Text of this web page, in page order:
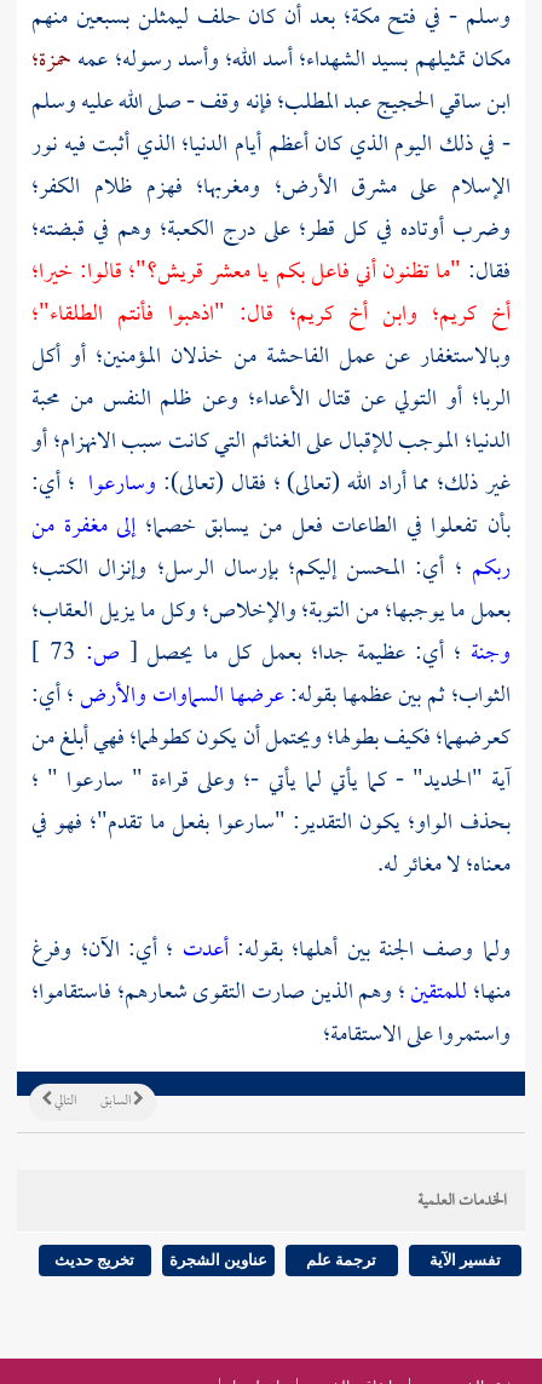
وسلم - في فتحمكة؛بعد أن كان حلف ليمثلن بسبعين منهم
مكان تمثيلهم بسيد الشهداء؛ أسد الله؛ وأسد رسوله؛ عمهحمزة؛
ابن ساقي الحجيجعبد المطلب؛فإنه وقف - صلى الله عليه وسلم
- في ذلك اليوم الذي كان أعظم أيام الدنيا؛ الذي أثبت فيه نور
الإسلام على مشرق الأرض؛ ومغربها؛ فهزم ظلام الكفر؛
وضرب أوتاده في كل قطر؛ على درج الكعبة؛ وهم في قبضته؛
فقال: "ما تظنون أني فاعل بكم يا معشرقريش؟"؛قالوا: خيرا؛
أخ كريم؛ وابن أخ كريم؛ قال: "اذهبوا فأنتم الطلقاء"؛
وبالاستغفار عن عمل الفاحشة من خذلان المؤمنين؛ أو أكل
الربا؛ أو التولي عن قتال الأعداء؛ وعن ظلم النفس من محبة
الدنيا؛ الموجب للإقبال على الغنائم التي كانت سبب الانهزام؛ أو
غير ذلك؛ مما أراد الله (تعالى) ؛ فقال (تعالى): وسارعوا ؛ أي:
بأن تفعلوا في الطاعات فعل من يسابق خصما؛إلى مغفرة من
ربكم ؛ أي: المحسن إليكم؛ بإرسال الرسل؛ وإنزال الكتب؛
بعمل ما يوجبها؛ من التوبة؛ والإخلاص؛ وكل ما يزيل العقاب؛
وجنة ؛ أي: عظيمة جدا؛ بعمل كل ما يحصل [ ص:
الثواب؛ ثم بين عظمها بقوله:عرضها السماوات والأرض؛ أي:
كعرضهما؛ فكيف بطولها؛ ويحتمل أن يكون كطولهما؛ فهي أبلغ من
آية "الحديد" - كما يأتي لما يأتي -؛ وعلى قراءة " سارعوا " ؛
بحذف الواو؛ يكون التقدير: "سارعوا بفعل ما تقدم"؛ فهو في
معناه؛ لا مغائر له.
ولما وصف الجنة بين أهلها؛ بقوله:أعدت ؛ أي: الآن؛ وفرغ
منها؛للمتقين؛ وهم الذين صارت التقوى شعارهم؛ فاستقاموا؛
واستمروا على الاستقامة؛
التالي السابق
الخدمات العلمية
تفسير الآية ترجمة علم عناوين الشجرة تخريج حديث